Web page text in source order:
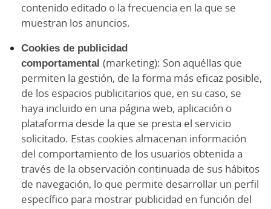
contenido editado o la frecuencia en la que se
muestran los anuncios.
Cookies de publicidad
comportamental (marketing): Son aquéllas que
permiten la gestión, de la forma más eficaz posible,
de los espacios publicitarios que, en su caso, se
haya incluido en una página web, aplicación o
plataforma desde la que se presta el servicio
solicitado. Estas cookies almacenan información
del comportamiento de los usuarios obtenida a
través de la observación continuada de sus hábitos
de navegación, lo que permite desarrollar un perfil
específico para mostrar publicidad en función del